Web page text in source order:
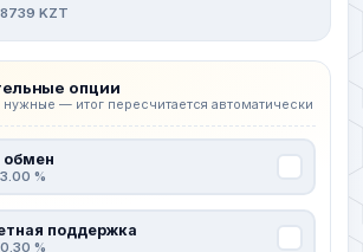
KZT
опции
— итог пересчитается автоматически
%
поддержка
%